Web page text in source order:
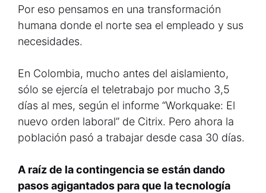
Por eso pensamos en una transformación
humana donde el norte sea el empleado y sus
necesidades.
En Colombia, mucho antes del aislamiento,
sólo se ejercía el teletrabajo por mucho 3,5
días al mes, según el informe “Workquake: El
nuevo orden laboral” de Citrix. Pero ahora la
población pasó a trabajar desde casa 30 días.
A raíz de la contingencia se están dando
pasos agigantados para que la tecnología